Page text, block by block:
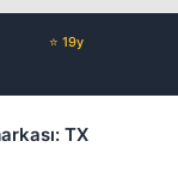
⭐ 19y
TX